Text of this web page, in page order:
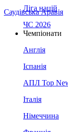
Саудівська Аравія
Ліга націй
ЧС 2026
Чемпіонати
Англія
Іспанія
АПЛ Top
Італія
Німеччина